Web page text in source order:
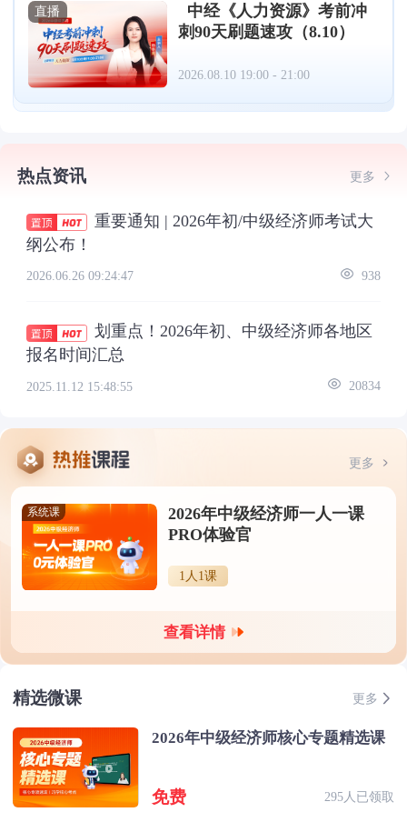
直播
中经《人力资源》考前冲
刺90天刷题速攻（8.10）
2026.08.10 19:00 - 21:00
热点资讯 更多
重要通知 | 2026年初/中级经济师考试大
纲公布！
2026.06.26 09:24:47 938
划重点！2026年初、中级经济师各地区
报名时间汇总
2025.11.12 15:48:55 20834
更多
系统课
2026年中级经济师一人一课
PRO体验官
1人1课
查看详情
精选微课 更多
2026年中级经济师核心专题精选课
免费 295人已领取